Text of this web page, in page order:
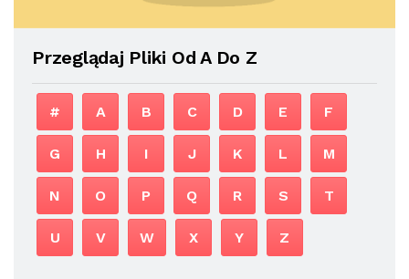
Przeglądaj Pliki Od A Do Z
# A B C D E F
G H I J K L M
N O P Q R S T
U V W X Y Z